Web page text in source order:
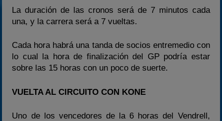
La duración de las cronos será de 7 minutos cada
una, y la carrera será a 7 vueltas.
Cada hora habrá una tanda de socios entremedio con
lo cual la hora de finalización del GP podría estar
sobre las 15 horas con un poco de suerte.
VUELTA AL CIRCUITO CON KONE
Uno de los vencedores de la 6 horas del Vendrell,